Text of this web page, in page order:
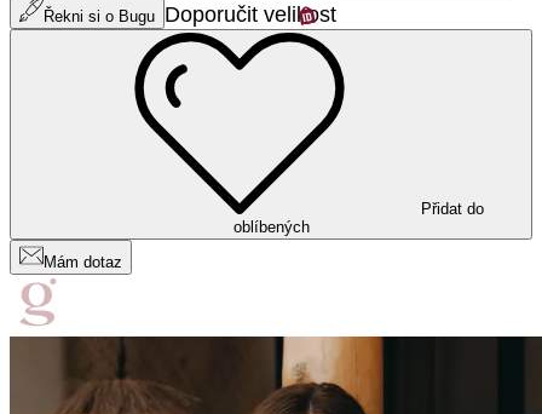
Řekni si o Bugu Doporučit velikost
Přidat do
oblíbených
Mám dotaz